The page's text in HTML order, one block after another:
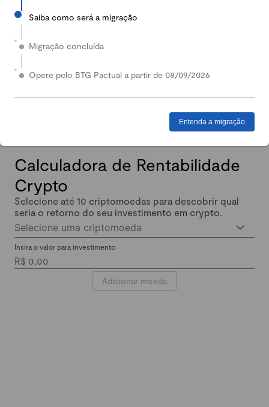
2024
Em 2024, nossa Carteira Conservadora mais que
Enquanto isso, quem investiu em Renda Fixa lucrou
Calculadora de Rentabilidade
Crypto
Selecione até 10 criptomoedas para descobrir qual
seria o retorno do seu investimento em crypto.
Selecione uma criptomoeda
Insira o valor para investimento
Adicionar moeda
Saiba como será a migração
Migração concluída
Opere pelo BTG Pactual a partir de 08/09/2026
Entenda a migração